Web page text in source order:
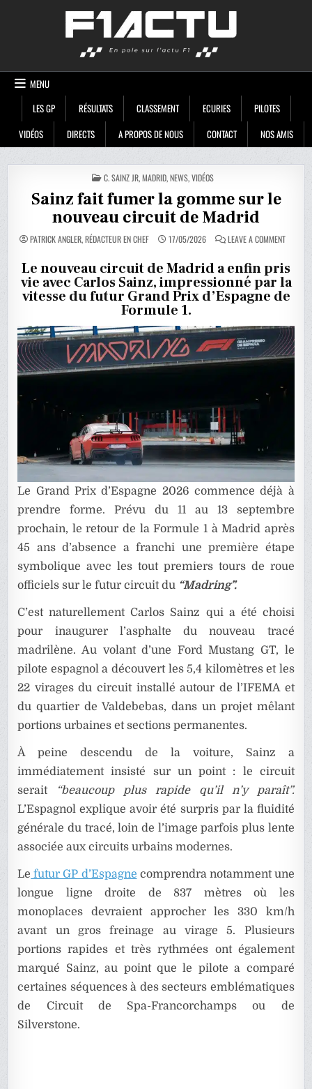
MENU
LES GP
RÉSULTATS CLASSEMENT ECURIES
PILOTES
VIDÉOS
DIRECTS A PROPOS DE NOUS CONTACT NOS AMIS
POSTED
IN
C. SAINZ JR,MADRID,NEWS,VIDÉOS
Sainz fait fumer la gomme sur le
nouveau circuit de Madrid
PATRICK ANGLER, RÉDACTEUR EN CHEF 17/05/2026 LEAVE A COMMENTON
FUMER
LA
GOMME
SUR
LE
MADRID
Le nouveau circuit de Madrid a enfin pris
vie avec Carlos Sainz, impressionné par la
vitesse du futur Grand Prix d’Espagne de
Formule 1.
Le Grand Prix d’Espagne 2026 commence déjà à
prendre forme. Prévu du 11 au 13 septembre
prochain, le retour de la Formule 1 à Madrid après
45 ans d’absence a franchi une première étape
symbolique avec les tout premiers tours de roue
officiels sur le futur circuit du “Madring”.
C’est naturellement Carlos Sainz qui a été choisi
pour inaugurer l’asphalte du nouveau tracé
madrilène. Au volant d’une Ford Mustang GT, le
pilote espagnol a découvert les 5,4 kilomètres et les
22 virages du circuit installé autour de l’IFEMA et
du quartier de Valdebebas, dans un projet mêlant
portions urbaines et sections permanentes.
À peine descendu de la voiture, Sainz a
immédiatement insisté sur un point : le circuit
serait
“beaucoup plus rapide qu’il n’y paraît”.
L’Espagnol explique avoir été surpris par la fluidité
générale du tracé, loin de l’image parfois plus lente
associée aux circuits urbains modernes.
Le futur GP d’Espagne comprendra notamment une
longue ligne droite de 837 mètres où les
monoplaces devraient approcher les 330 km/h
avant un gros freinage au virage 5. Plusieurs
portions rapides et très rythmées ont également
marqué Sainz, au point que le pilote a comparé
certaines séquences à des secteurs emblématiques
de Circuit de Spa-Francorchamps ou de
Silverstone.